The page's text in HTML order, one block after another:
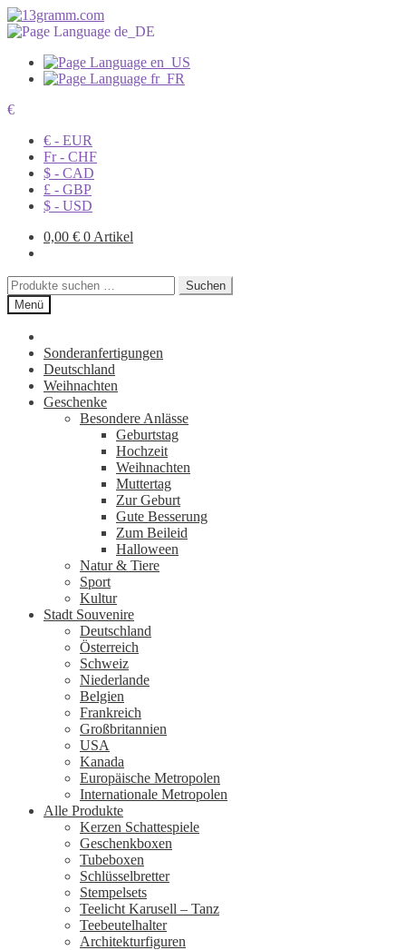
€
€ - EUR
Fr - CHF
$ - CAD
£ - GBP
$ - USD
0,00 € 0 Artikel
Suchen
nach:
Suchen
Menü
Sonderanfertigungen
Deutschland
Weihnachten
Geschenke
Besondere Anlässe
Geburtstag
Hochzeit
Weihnachten
Muttertag
Zur Geburt
Gute Besserung
Zum Beileid
Halloween
Natur & Tiere
Sport
Kultur
Stadt Souvenire
Deutschland
Österreich
Schweiz
Niederlande
Belgien
Frankreich
Großbritannien
USA
Kanada
Europäische Metropolen
Internationale Metropolen
Alle Produkte
Kerzen Schattespiele
Geschenkboxen
Tubeboxen
Schlüsselbretter
Stempelsets
Teelicht Karusell – Tanz
Teebeutelhalter
Architekturfiguren